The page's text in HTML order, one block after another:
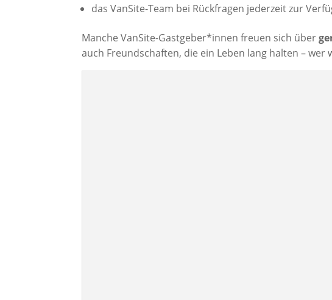
das VanSite-Team bei Rückfragen jederzeit zur
Manche VanSite-Gastgeber*innen freuen sich über
auch Freundschaften, die ein Leben lang halten – wer